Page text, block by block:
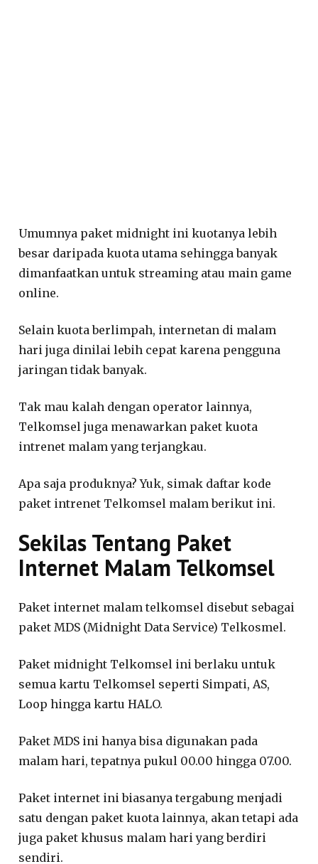
Umumnya paket midnight ini kuotanya lebih
besar daripada kuota utama sehingga banyak
dimanfaatkan untuk streaming atau main game
online.
Selain kuota berlimpah, internetan di malam
hari juga dinilai lebih cepat karena pengguna
jaringan tidak banyak.
Tak mau kalah dengan operator lainnya,
Telkomsel juga menawarkan paket kuota
intrenet malam yang terjangkau.
Apa saja produknya? Yuk, simak daftar kode
paket intrenet Telkomsel malam berikut ini.
Sekilas Tentang Paket
Internet Malam Telkomsel
Paket internet malam telkomsel disebut sebagai
paket MDS (Midnight Data Service) Telkosmel.
Paket midnight Telkomsel ini berlaku untuk
semua kartu Telkomsel seperti Simpati, AS,
Loop hingga kartu HALO.
Paket MDS ini hanya bisa digunakan pada
malam hari, tepatnya pukul 00.00 hingga 07.00.
Paket internet ini biasanya tergabung menjadi
satu dengan paket kuota lainnya, akan tetapi ada
juga paket khusus malam hari yang berdiri
sendiri.